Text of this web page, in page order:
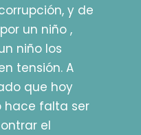
y de
un niño ,
niño los
tensión. A
que hoy
hace falta ser
el